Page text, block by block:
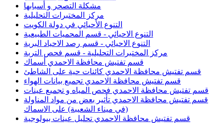
مشكلة التصحر و أسبابها
مركز المختبرات التحليلية
التنوع الأحيائي في دولة الكويت
التنوع الاحيائي - قسم المحميات الطبيعية
التنوع الاحيائي - قسم رصد الاحياد البرية
مركز المختبرات التحليلية - قسم فحص التربة
قسم تفتيش محافظة الاحمدي أسماك
قسم تفتيش محافظة الاحمدي كائنات حية على الشاطئ
قسم تفتيش محافظة الاحمدي تجميع بيانات الهواء
قسم تفتيش محافظة الاحمدي فحص المياه و تجميع عينات
قسم تفتيش محافظة الاحمدي تأثير بعض من مواد المناولة
(في ميناء الشعيبة) على الاسماك
قسم تفتيش محافظة الاحمدي تحليل عينات بيولوجية